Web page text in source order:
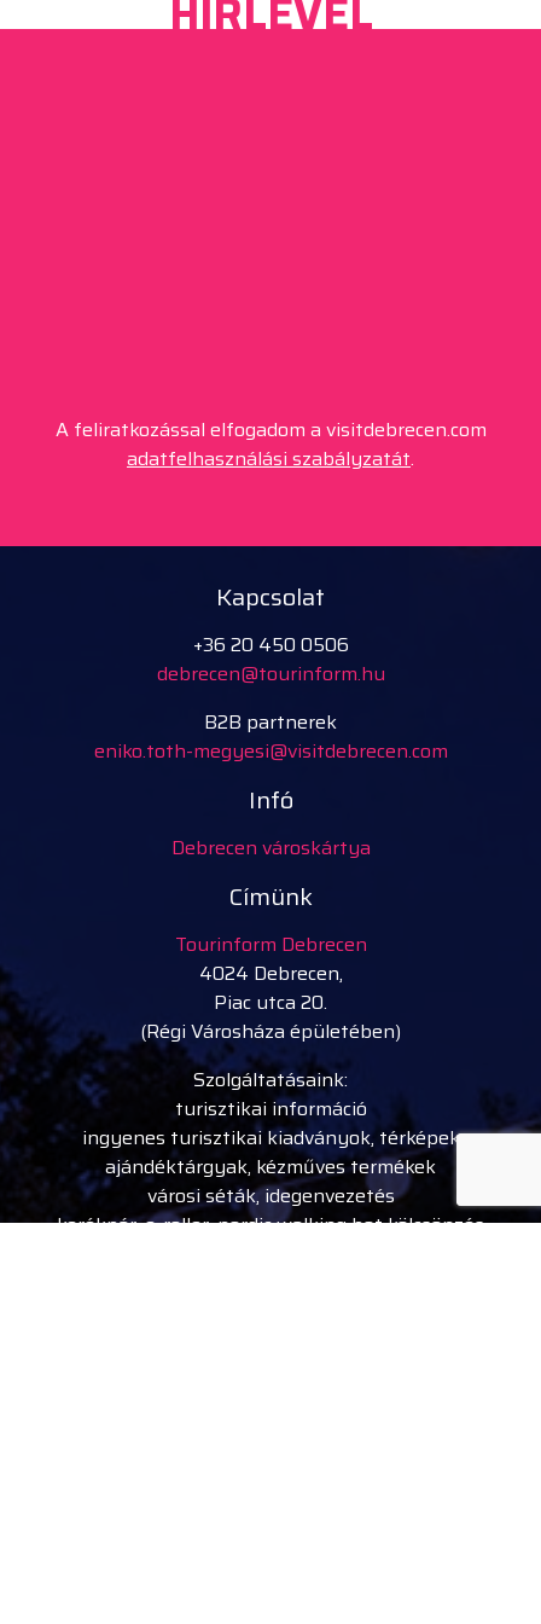
HÍRLEVÉL
A feliratkozással elfogadom a visitdebrecen.com
adatfelhasználási szabályzatát.
Kapcsolat
+36 20 450 0506
debrecen@tourinform.hu
B2B partnerek
eniko.toth-megyesi@visitdebrecen.com
Infó
Debrecen városkártya
Címünk
Tourinform Debrecen
4024 Debrecen,
Piac utca 20.
(Régi Városháza épületében)
Szolgáltatásaink:
turisztikai információ
ingyenes turisztikai kiadványok, térképek
ajándéktárgyak, kézműves termékek
városi séták, idegenvezetés
kerékpár, e-roller, nordic walking bot kölcsönzés